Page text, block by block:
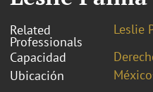
Related
Professionals
Leslie
Capacidad
Ubicación